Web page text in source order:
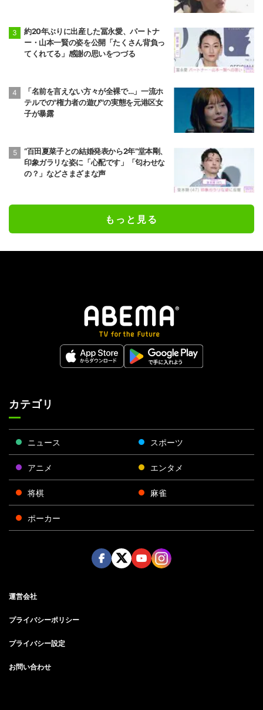
約20年ぶりに出産した冨永愛、パートナ
ー・山本一賢の姿を公開「たくさん背負っ
てくれてる」感謝の思いをつづる
「名前を言えない方々が全裸で…」一流ホ
テルでの"権力者の遊び"の実態を元港区女
子が暴露
“百田夏菜子との結婚発表から2年”堂本剛、
印象ガラリな姿に「心配です」「匂わせな
の？」などさまざまな声
もっと見る
カテゴリ
ニュース スポーツ
アニメ エンタメ
将棋 麻雀
ポーカー
運営会社
プライバシーポリシー
プライバシー設定
お問い合わせ